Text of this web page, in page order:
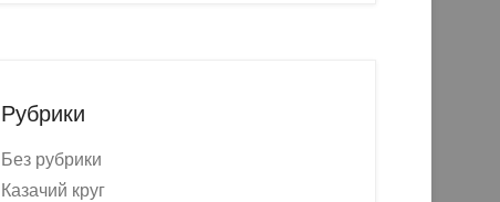
Рубрики
Без рубрики
Казачий круг